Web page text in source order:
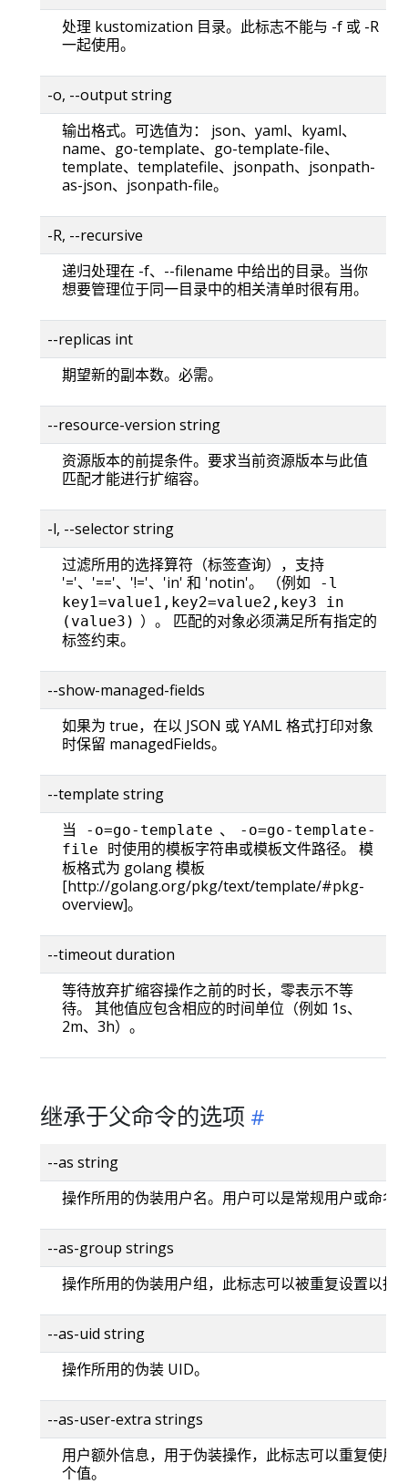
处理 kustomization 目录。此标志不能与 -f 或 -R
一起使用。
-o, --output string
输出格式。可选值为： json、yaml、kyaml、
name、go-template、go-template-file、
template、templatefile、jsonpath、jsonpath-
as-json、jsonpath-file。
-R, --recursive
递归处理在 -f、--filename 中给出的目录。当你
想要管理位于同一目录中的相关清单时很有用。
--replicas int
期望新的副本数。必需。
--resource-version string
资源版本的前提条件。要求当前资源版本与此值
匹配才能进行扩缩容。
-l, --selector string
过滤所用的选择算符（标签查询），支持
'='、'=='、'!='、'in' 和 'notin'。 （例如
-l
key1=value1,key2=value2,key3 in
(value3) ）。 匹配的对象必须满足所有指定的
标签约束。
--show-managed-fields
如果为 true，在以 JSON 或 YAML 格式打印对象
时保留 managedFields。
--template string
当
-o=go-template 、
-o=go-template-
file
时使用的模板字符串或模板文件路径。 模
板格式为 golang 模板
[http://golang.org/pkg/text/template/#pkg-
overview]。
--timeout duration
等待放弃扩缩容操作之前的时长，零表示不等
待。 其他值应包含相应的时间单位（例如 1s、
2m、3h）。
继承于父命令的选项
--as string
操作所用的伪装用户名。用户可以是常规用户或命名
--as-group strings
操作所用的伪装用户组，此标志可以被重复设置以指
--as-uid string
操作所用的伪装 UID。
--as-user-extra strings
用户额外信息，用于伪装操作，此标志可以重复使用
个值。